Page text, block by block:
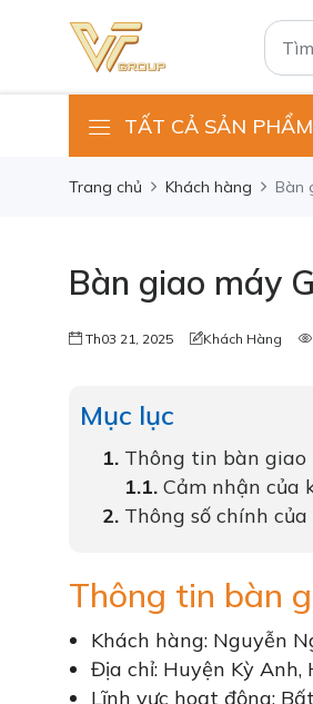
TẤT CẢ SẢN PHẨM
Trang chủ Khách hàng Bàn
Bàn giao máy
Th03 21, 2025 Khách Hàng
Mục lục
Thông tin bàn giao
Cảm nhận của
Thông số chính
Thông tin bàn
Khách hàng: Nguyễn
Địa chỉ: Huyện Kỳ Anh,
Lĩnh vực hoạt động: